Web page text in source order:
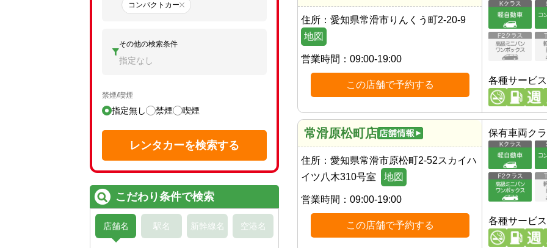
住所： 愛知県常滑市りんくう町2-20-9
地図
営業時間： 09:00-19:00
この店舗で予約する 各種サービス
常滑原松町店
住所： 愛知県常滑市原松町2-52スカイハ
イツ八木310号室
地図
営業時間： 09:00-19:00
この店舗で予約する
保有車両ク
各種サービス
コンパクトカー
その他の検索条件
指定なし
禁煙/喫煙
指定無し 禁煙 喫煙
レンタカーを検索する
こだわり条件で検索
店舗名 駅名 新幹線名 空港名